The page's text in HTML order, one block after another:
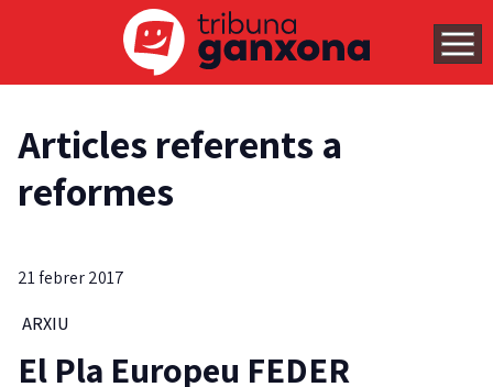
Articles referents a
reformes
21 febrer 2017
ARXIU
El Pla Europeu FEDER